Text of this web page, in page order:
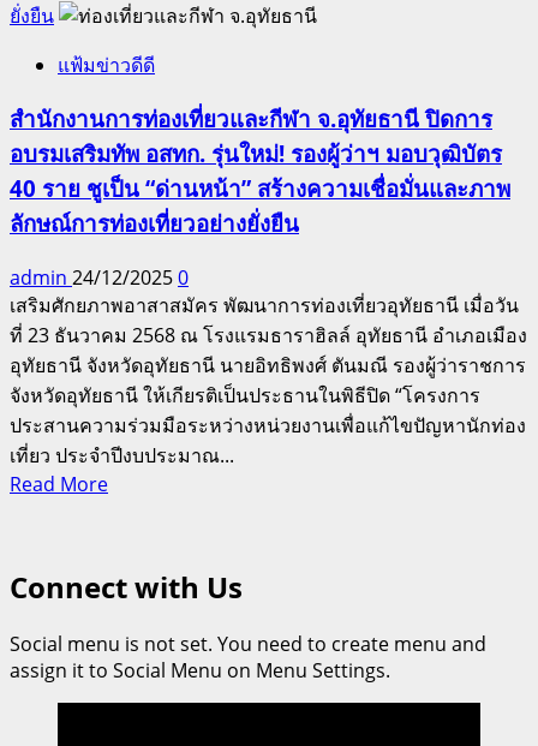
ยั่งยืน
แฟ้มข่าวดีดี
สำนักงานการท่องเที่ยวและกีฬา จ.อุทัยธานี ปิดการ
อบรมเสริมทัพ อสทก. รุ่นใหม่! รองผู้ว่าฯ มอบวุฒิบัตร
40 ราย ชูเป็น “ด่านหน้า” สร้างความเชื่อมั่นและภาพ
ลักษณ์การท่องเที่ยวอย่างยั่งยืน
admin 24/12/20250
เสริมศักยภาพอาสาสมัคร พัฒนาการท่องเที่ยวอุทัยธานี เมื่อวัน
ที่ 23 ธันวาคม 2568 ณ โรงแรมธาราฮิลล์ อุทัยธานี อำเภอเมือง
อุทัยธานี จังหวัดอุทัยธานี นายอิทธิพงศ์ ตันมณี รองผู้ว่าราชการ
จังหวัดอุทัยธานี ให้เกียรติเป็นประธานในพิธีปิด “โครงการ
ประสานความร่วมมือระหว่างหน่วยงานเพื่อแก้ไขปัญหานักท่อง
เที่ยว ประจำปีงบประมาณ...
Read MoreRead
การ
เที่ยว
และ
Connect with Us
Social menu is not set. You need to create menu and
assign it to Social Menu on Menu Settings.